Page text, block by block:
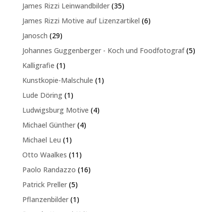
James Rizzi Leinwandbilder 3535
Produkte
James Rizzi Motive auf Lizenzartikel 66
Janosch 2929
Produkte
Johannes Guggenberger - Koch und Foodfotograf 55
Kalligrafie 11
Produkt
Kunstkopie-Malschule 11
Lude Döring 11
Produkt
Ludwigsburg Motive 44
Michael Günther 44
Michael Leu 11
Produkt
Otto Waalkes 1111
Produkte
Paolo Randazzo 1616
Patrick Preller 55
Produkte
Pflanzenbilder 11